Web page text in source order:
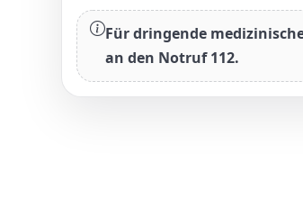
Für dringende
an den Notruf 112.